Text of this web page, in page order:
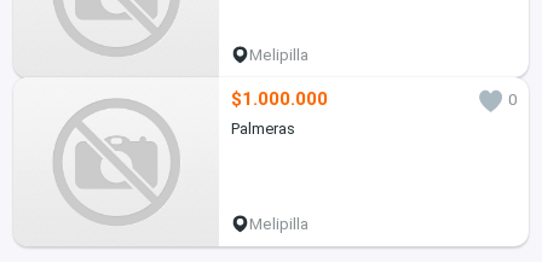
Melipilla
$1.000.000
0
Palmeras
Melipilla